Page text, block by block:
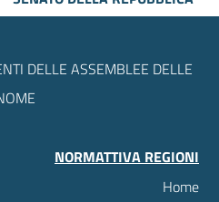
DELLE ASSEMBLEE DELLE
NORMATTIVA REGIONI
Home